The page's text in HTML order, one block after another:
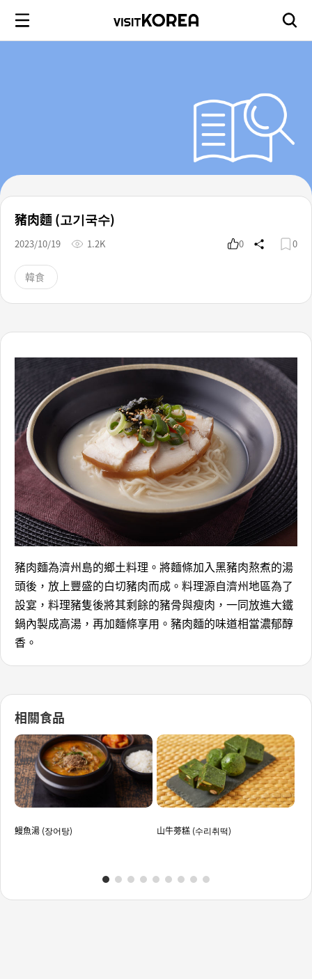
豬肉麵 (고기국수)
2023/10/19 1.2K 0 0
韓食
豬肉麵為濟州島的鄉土料理。將麵條加入黑豬肉熬煮的湯
頭後，放上豐盛的白切豬肉而成。料理源自濟州地區為了
設宴，料理豬隻後將其剩餘的豬骨與瘦肉，一同放進大鐵
鍋內製成高湯，再加麵條享用。豬肉麵的味道相當濃郁醇
香。
相關食品
鰻魚湯 (장어탕) 山牛蒡糕 (수리취떡)